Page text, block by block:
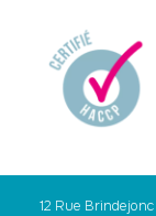
12 Rue